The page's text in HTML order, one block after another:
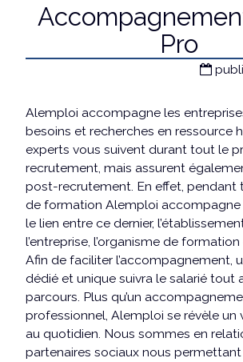
Pro
Alemploi accompagne les
besoins et recherches en ressource
experts vous suivent durant tout le
recrutement, mais assurent
post-recrutement. En effet, pendant
de formation Alemploi accompagne
le lien entre ce dernier,
l’entreprise, l’organisme de
Afin de faciliter l’accompagnement,
dédié et unique suivra le salarié tout
parcours. Plus qu’un
professionnel, Alemploi se révèle un
au quotidien. Nous sommes en
partenaires sociaux nous